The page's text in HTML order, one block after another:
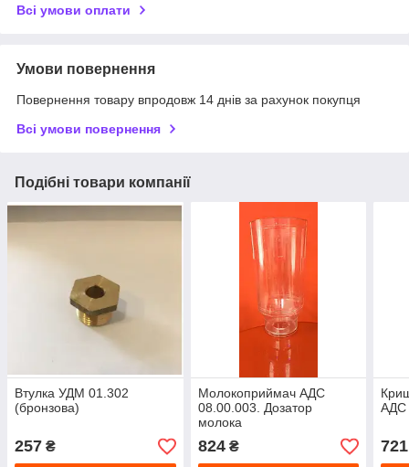
Всі умови оплати
Умови повернення
Повернення товару впродовж 14 днів за рахунок покупця
Всі умови повернення
Подібні товари компанії
Втулка УДМ 01.302
(бронзова)
257 ₴
Молокоприймач АДС
08.00.003. Дозатор
молока
824₴
АДС
721